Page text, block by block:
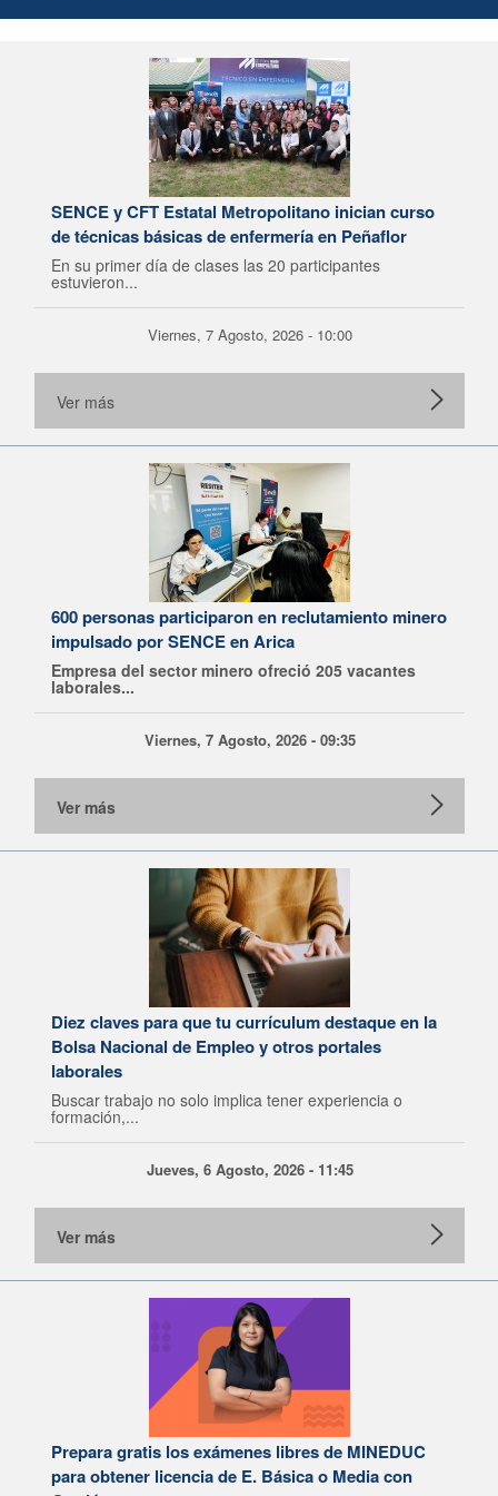
SENCE y CFT Estatal Metropolitano inician curso
de técnicas básicas de enfermería en Peñaflor
En su primer día de clases las 20 participantes
estuvieron...
Viernes, 7 Agosto, 2026 - 10:00
Ver más
600 personas participaron en reclutamiento minero
impulsado por SENCE en Arica
Empresa del sector minero ofreció 205 vacantes
laborales...
Viernes, 7 Agosto, 2026 - 09:35
Ver más
Diez claves para que tu currículum destaque en la
Bolsa Nacional de Empleo y otros portales
laborales
Buscar trabajo no solo implica tener experiencia o
formación,...
Jueves, 6 Agosto, 2026 - 11:45
Ver más
Prepara gratis los exámenes libres de MINEDUC
para obtener licencia de E. Básica o Media con